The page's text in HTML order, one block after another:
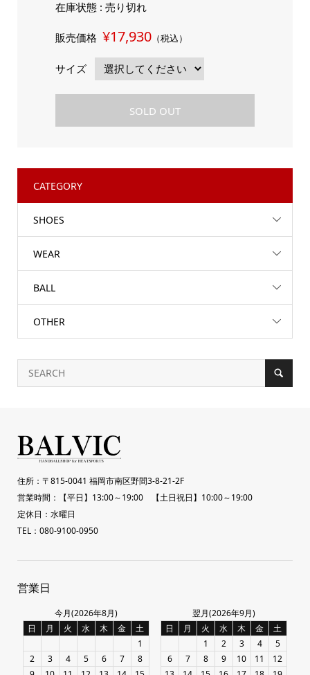
在庫状態 : 売り切れ
販売価格 ¥17,930（税込）
サイズ
SOLD OUT
CATEGORY
SHOES
WEAR
BALL
OTHER
住所：〒815-0041 福岡市南区野間3-8-21-2F
営業時間：【平日】13:00～19:00 【土日祝日】10:00～19:00
定休日：水曜日
TEL：080-9100-0950
営業日
今月(2026年8月)
日
月 火 水 木 金
土
1
2
3 4 5 6 7
8
翌月(2026年9月)
日
月 火 水 木 金
土
1
2 3 4
5
6
7 8 9 10 11
12